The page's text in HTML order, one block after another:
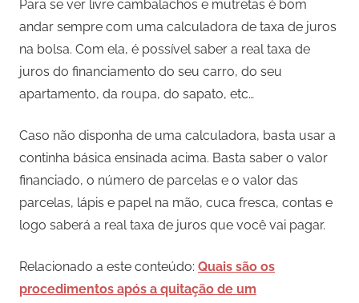
Para se ver livre cambalachos e mutretas é bom
andar sempre com uma calculadora de taxa de juros
na bolsa. Com ela, é possível saber a real taxa de
juros do financiamento do seu carro, do seu
apartamento, da roupa, do sapato, etc…
Caso não disponha de uma calculadora, basta usar a
continha básica ensinada acima. Basta saber o valor
financiado, o número de parcelas e o valor das
parcelas, lápis e papel na mão, cuca fresca, contas e
logo saberá a real taxa de juros que você vai pagar.
Relacionado a este conteúdo: Quais são os
procedimentos após a quitação de um